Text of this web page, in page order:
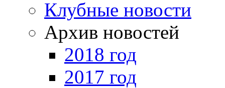
Клубные новости
Архив новостей
2018 год
2017 год